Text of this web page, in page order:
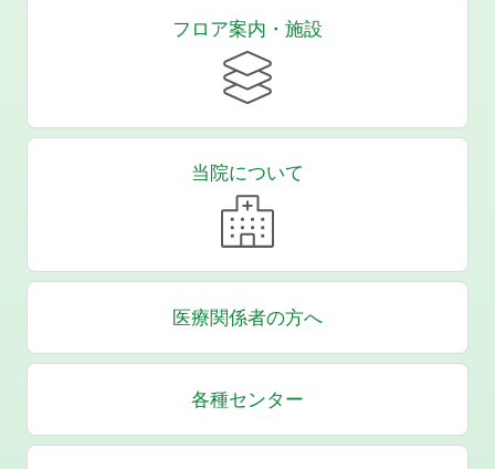
フロア案内・施設
当院について
医療関係者の方へ
各種センター